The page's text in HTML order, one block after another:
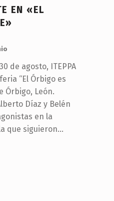
EN «EL
de agosto, ITEPPA
“El Órbigo es
Órbigo, León.
Díaz y Belén
en la
que siguieron…